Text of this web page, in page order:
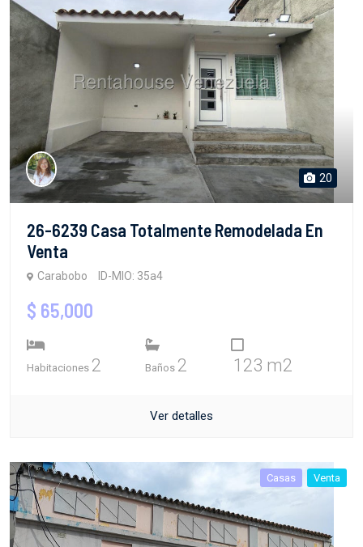
20
26-6239 Casa Totalmente Remodelada En
Venta
Carabobo ID-MIO: 35a4
$ 65,000
Habitaciones 2 Baños 2 123 m2
Ver detalles
Casas Venta